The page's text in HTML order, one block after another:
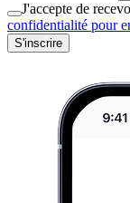
J'accepte de
confidentialité pour
S'inscrire